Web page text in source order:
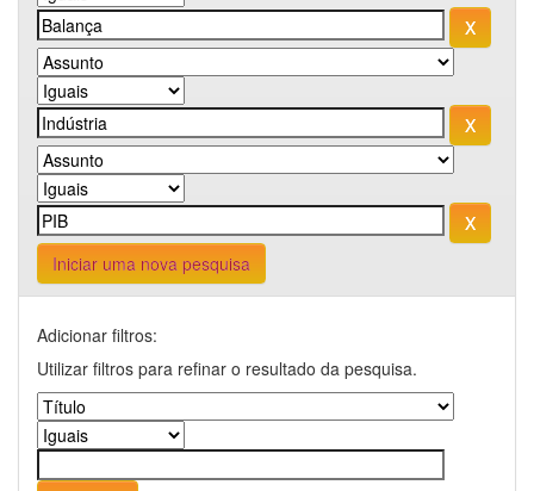
Iniciar uma nova pesquisa
Adicionar filtros:
Utilizar filtros para refinar o resultado da pesquisa.